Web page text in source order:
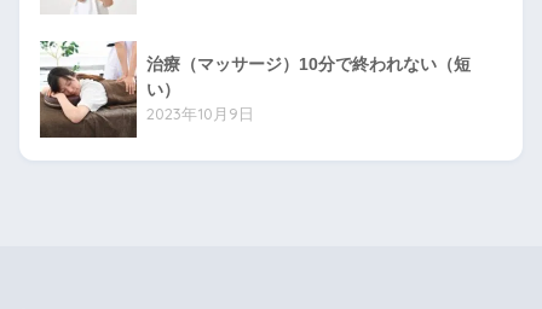
治療（マッサージ）10分で終われない（短
い）
2023年10月9日